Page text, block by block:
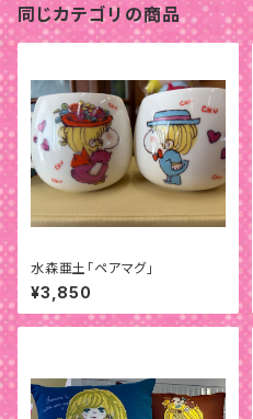
同じカテゴリの商品
水森亜土「ペアマグ」
¥3,850